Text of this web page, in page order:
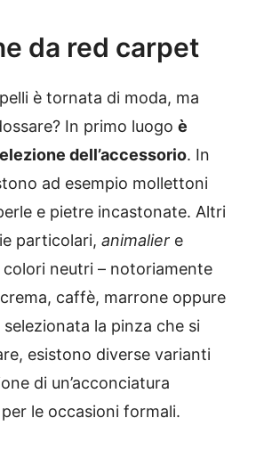
da red carpet
è tornata di moda, ma
In primo luogo è
dell’accessorio. In
ad esempio mollettoni
e pietre incastonate. Altri
particolari, animalier e
colori neutri – notoriamente
caffè, marrone oppure
la pinza che si
esistono diverse varianti
di un’acconciatura
le occasioni formali.